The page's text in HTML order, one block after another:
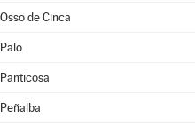
Osso de Cinca
Palo
Panticosa
Peñalba